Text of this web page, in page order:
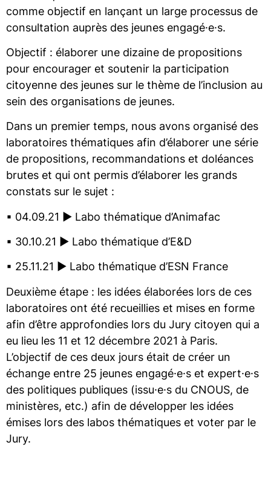
comme objectif en lançant un large processus de
consultation auprès des jeunes engagé·e·s.
Objectif : élaborer une dizaine de propositions
pour encourager et soutenir la participation
citoyenne des jeunes sur le thème de l’inclusion au
sein des organisations de jeunes.
Dans un premier temps, nous avons organisé des
laboratoires thématiques afin d’élaborer une série
de propositions, recommandations et doléances
brutes et qui ont permis d’élaborer les grands
constats sur le sujet :
▪ 04.09.21 ► Labo thématique d’Animafac
▪ 30.10.21 ► Labo thématique d’E&D
▪ 25.11.21 ► Labo thématique d’ESN France
Deuxième étape : les idées élaborées lors de ces
laboratoires ont été recueillies et mises en forme
afin d’être approfondies lors du Jury citoyen qui a
eu lieu les 11 et 12 décembre 2021 à Paris.
L’objectif de ces deux jours était de créer un
échange entre 25 jeunes engagé·e·s et expert·e·s
des politiques publiques (issu·e·s du CNOUS, de
ministères, etc.) afin de développer les idées
émises lors des labos thématiques et voter par le
Jury.